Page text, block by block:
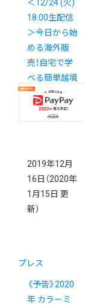
＜12/24 (火)
18:00生配信
＞今日から始
める海外販
売！自宅で学
べる簡単越境
EC対策セミ
ナー
2019年12月
16日 （2020年
1月15日 更
新）
プレス
《予告》2020
年 カラーミ